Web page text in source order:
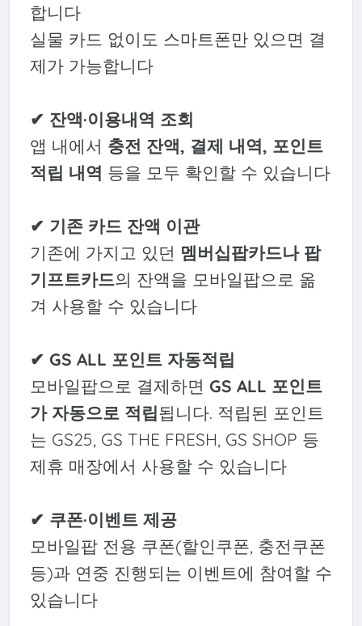
합니다
실물 카드 없이도 스마트폰만 있으면 결
제가 가능합니다
✔ 잔액·이용내역 조회
앱 내에서 충전 잔액, 결제 내역, 포인트
적립 내역 등을 모두 확인할 수 있습니다
✔ 기존 카드 잔액 이관
기존에 가지고 있던 멤버십팝카드나 팝
기프트카드의 잔액을 모바일팝으로 옮
겨 사용할 수 있습니다
✔ GS ALL 포인트 자동적립
모바일팝으로 결제하면 GS ALL 포인트
가 자동으로 적립됩니다. 적립된 포인트
는 GS25, GS THE FRESH, GS SHOP 등
제휴 매장에서 사용할 수 있습니다
✔ 쿠폰·이벤트 제공
모바일팝 전용 쿠폰(할인쿠폰, 충전쿠폰
등)과 연중 진행되는 이벤트에 참여할 수
있습니다